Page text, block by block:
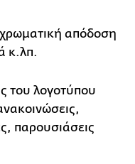
απόδοση
κ.λπ.
του λογοτύπου
παρουσιάσεις